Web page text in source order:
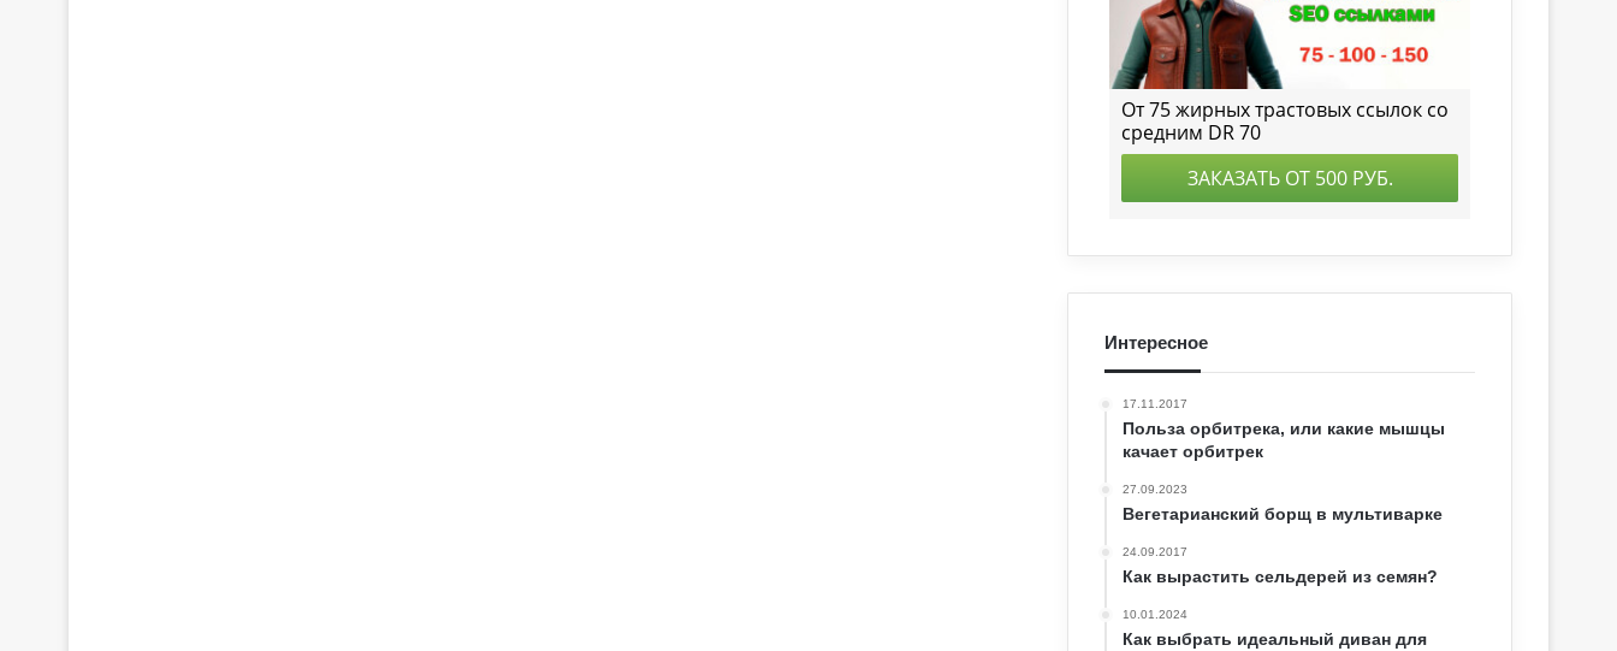
Интересное
17.11.2017
Польза орбитрека, или какие мышцы
качает орбитрек
27.09.2023
Вегетарианский борщ в мультиварке
24.09.2017
Как вырастить сельдерей из семян?
10.01.2024
Как выбрать идеальный диван для